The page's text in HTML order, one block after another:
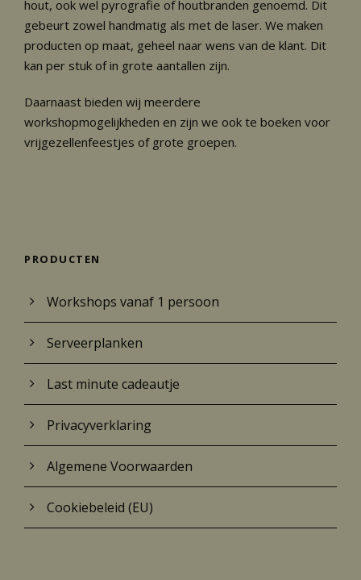
hout, ook wel pyrografie of houtbranden genoemd. Dit
gebeurt zowel handmatig als met de laser. We maken
producten op maat, geheel naar wens van de klant. Dit
kan per stuk of in grote aantallen zijn.
Daarnaast bieden wij meerdere
workshopmogelijkheden en zijn we ook te boeken voor
vrijgezellenfeestjes of grote groepen.
PRODUCTEN
Workshops vanaf 1 persoon
Serveerplanken
Last minute cadeautje
Privacyverklaring
Algemene Voorwaarden
Cookiebeleid (EU)